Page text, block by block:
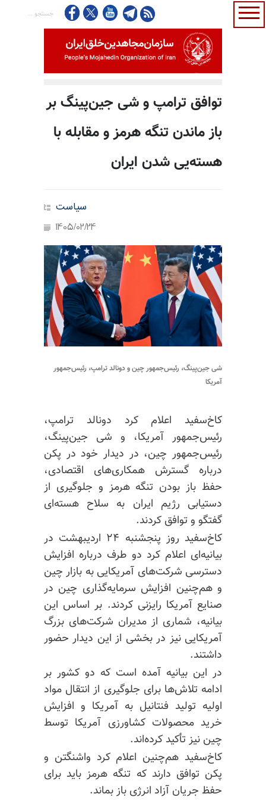
توافق ترامپ و شی جین‌پینگ بر
باز ماندن تنگه هرمز و مقابله با
هسته‌یی شدن ایران
سیاست
1405/02/24
شی جین‌پینگ، رئیس‌جمهور چین و دونالد ترامپ، رئیس‌جمهور
آمریکا
کاخ‌سفید اعلام کرد دونالد ترامپ،
رئیس‌جمهور آمریکا، و شی جین‌پینگ،
رئیس‌جمهور چین، در دیدار خود در پکن
درباره گسترش همکاری‌های اقتصادی،
حفظ باز بودن تنگه هرمز و جلوگیری از
دستیابی رژیم ایران به سلاح هسته‌ای
گفتگو و توافق کردند.
کاخ‌سفید روز پنجشنبه ۲۴ اردیبهشت در
بیانیه‌ای اعلام کرد دو طرف درباره افزایش
دسترسی شرکت‌های آمریکایی به بازار چین
و هم‌چنین افزایش سرمایه‌گذاری چین در
صنایع آمریکا رایزنی کردند. بر اساس این
بیانیه، شماری از مدیران شرکت‌های بزرگ
آمریکایی نیز در بخشی از این دیدار حضور
داشتند.
در این بیانیه آمده است که دو کشور بر
ادامه تلاش‌ها برای جلوگیری از انتقال مواد
اولیه تولید فنتانیل به آمریکا و افزایش
خرید محصولات کشاورزی آمریکا توسط
چین نیز تأکید کرده‌اند.
کاخ‌سفید هم‌چنین اعلام کرد واشنگتن و
پکن توافق دارند که تنگه هرمز باید برای
حفظ جریان آزاد انرژی باز بماند.